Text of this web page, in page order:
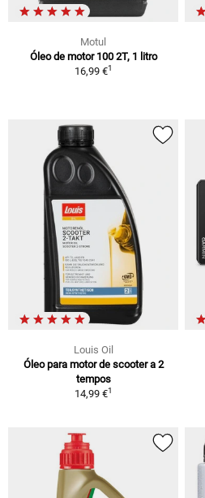
Motul
Óleo de motor 100 2T, 1 litro
16,99 €1
Louis Oil
Óleo para motor de scooter a 2
tempos
14,99 €1